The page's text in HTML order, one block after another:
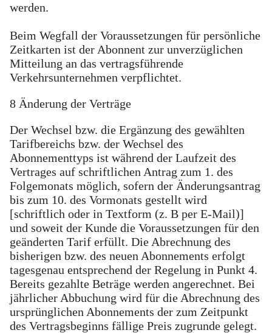
werden.
Beim Wegfall der Voraussetzungen für persönliche
Zeitkarten ist der Abonnent zur unverzüglichen
Mitteilung an das vertragsführende
Verkehrsunternehmen verpflichtet.
8 Änderung der Verträge
Der Wechsel bzw. die Ergänzung des gewählten
Tarifbereichs bzw. der Wechsel des
Abonnementtyps ist während der Laufzeit des
Vertrages auf schriftlichen Antrag zum 1. des
Folgemonats möglich, sofern der Änderungsantrag
bis zum 10. des Vormonats gestellt wird
[schriftlich oder in Textform (z. B per E-Mail)]
und soweit der Kunde die Voraussetzungen für den
geänderten Tarif erfüllt. Die Abrechnung des
bisherigen bzw. des neuen Abonnements erfolgt
tagesgenau entsprechend der Regelung in Punkt 4.
Bereits gezahlte Beträge werden angerechnet. Bei
jährlicher Abbuchung wird für die Abrechnung des
ursprünglichen Abonnements der zum Zeitpunkt
des Vertragsbeginns fällige Preis zugrunde gelegt.